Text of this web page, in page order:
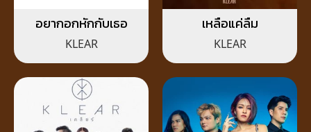
อยากอกหักกับเธอ
KLEAR
เหลือแค่ลืม
KLEAR